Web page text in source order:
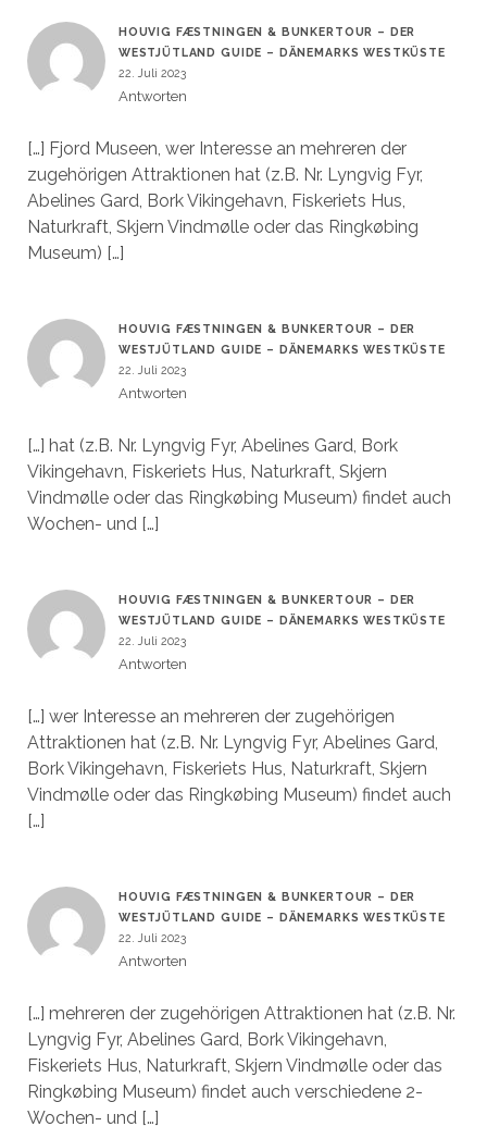
HOUVIG FÆSTNINGEN & BUNKERTOUR – DER
WESTJÜTLAND GUIDE – DÄNEMARKS WESTKÜSTE
22. Juli 2023
Antworten
[…] Fjord Museen, wer Interesse an mehreren der
zugehörigen Attraktionen hat (z.B. Nr. Lyngvig Fyr,
Abelines Gard, Bork Vikingehavn, Fiskeriets Hus,
Naturkraft, Skjern Vindmølle oder das Ringkøbing
Museum) […]
HOUVIG FÆSTNINGEN & BUNKERTOUR – DER
WESTJÜTLAND GUIDE – DÄNEMARKS WESTKÜSTE
22. Juli 2023
Antworten
[…] hat (z.B. Nr. Lyngvig Fyr, Abelines Gard, Bork
Vikingehavn, Fiskeriets Hus, Naturkraft, Skjern
Vindmølle oder das Ringkøbing Museum) findet auch
Wochen- und […]
HOUVIG FÆSTNINGEN & BUNKERTOUR – DER
WESTJÜTLAND GUIDE – DÄNEMARKS WESTKÜSTE
22. Juli 2023
Antworten
[…] wer Interesse an mehreren der zugehörigen
Attraktionen hat (z.B. Nr. Lyngvig Fyr, Abelines Gard,
Bork Vikingehavn, Fiskeriets Hus, Naturkraft, Skjern
Vindmølle oder das Ringkøbing Museum) findet auch
[…]
HOUVIG FÆSTNINGEN & BUNKERTOUR – DER
WESTJÜTLAND GUIDE – DÄNEMARKS WESTKÜSTE
22. Juli 2023
Antworten
[…] mehreren der zugehörigen Attraktionen hat (z.B. Nr.
Lyngvig Fyr, Abelines Gard, Bork Vikingehavn,
Fiskeriets Hus, Naturkraft, Skjern Vindmølle oder das
Ringkøbing Museum) findet auch verschiedene 2-
Wochen- und […]